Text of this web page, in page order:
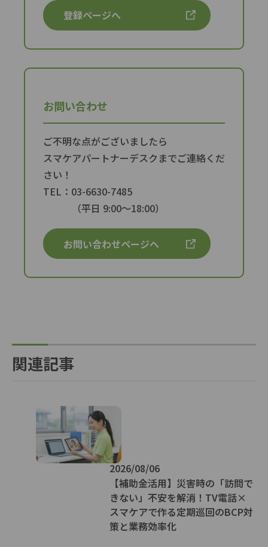
登録ページへ
お問い合わせ
ご不明な点がございましたら
スマケアパートナーデスクまでご連絡くだ
さい！
TEL：03-6630-7485
（平日 9:00〜18:00）
お問い合わせページへ
関連記事
2026/08/06
【補助金活用】災害時の「訪問で
きない」不安を解消！TV電話×
スマケアで作る定期巡回のBCP対
策と業務効率化